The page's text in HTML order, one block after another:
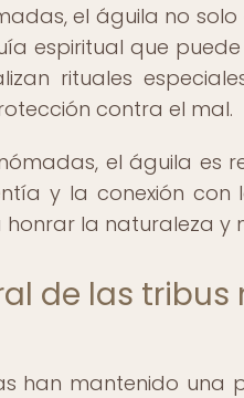
el águila no
espiritual que
rituales
contra el mal.
el águila es
y la conexión con
la naturaleza y
de las
han mantenido